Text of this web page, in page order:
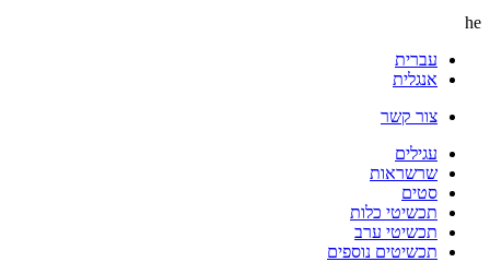
he
עברית
אנגלית
צור קשר
עגילים
שרשראות
סטים
תכשיטי כלות
תכשיטי ערב
תכשיטים נוספים